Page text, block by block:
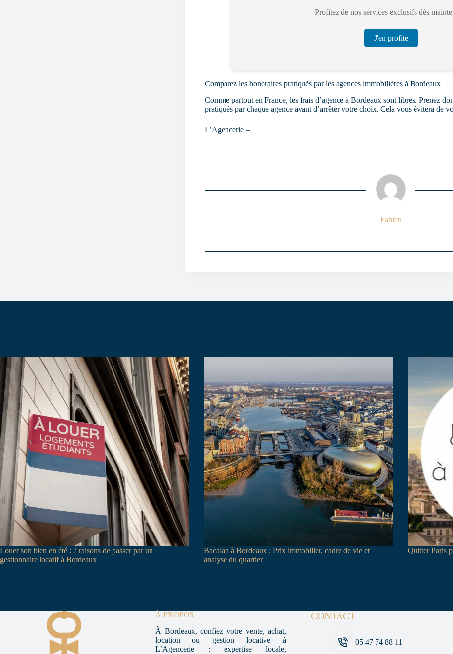
Profitez de nos services exclusifs dès
J'en profite
Comparez les honoraires pratiqués par les agences immobilières à Bordeaux
Comme partout en France, les frais d’agence à Bordeaux sont libres. Prenez
pratiqués par chaque agence avant d’arrêter votre choix. Cela vous évitera de
L’Agencerie –
Fabien
Louer son bien en été : 7 raisons de passer par un
gestionnaire locatif à Bordeaux
Bacalan à Bordeaux : Prix immobilier, cadre de vie et
analyse du quartier
Quitter Paris
À PROPOS
À Bordeaux, confiez votre vente, achat,
location ou gestion locative à
L’Agencerie : expertise locale,
CONTACT
05 47 74 88 11